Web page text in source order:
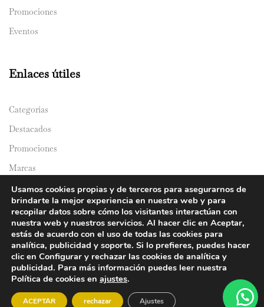
Promociones
Eventos
Enlaces útiles
Categorías
Destacados
Promociones
Marcas
Catálogos
Domicilios
© 2024 Y&Y Asian Market. All rights reserved.
Usamos cookies propias y de terceros para asegurarnos de
brindarte la mejor experiencia en nuestra web y para
recopilar datos sobre cómo los visitantes interactúan con
nuestra web y nuestros servicios. Al hacer clic en Aceptar,
estás de acuerdo con el uso de todas las cookies para
analítica, publicidad y soporte. Si lo prefieres, puedes hacer
clic en Configurar y rechazar las cookies de analítica y
publicidad. Para más información puedes leer nuestra
Política de cookies en ajustes.
ACEPTAR rechazar Ajustes